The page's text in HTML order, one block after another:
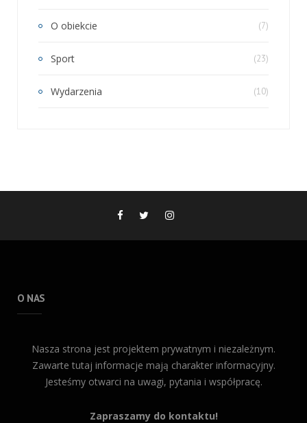
O obiekcie (7)
Sport (23)
Wydarzenia (10)
O NAS
Nasza strona jest projektem prywatnym i niezależnym.
Zawarte tutaj informacje mają charakter informacyjny.
Jesteśmy otwarci na uwagi, pytania i współpracę.
Zapraszamy do kontaktu!